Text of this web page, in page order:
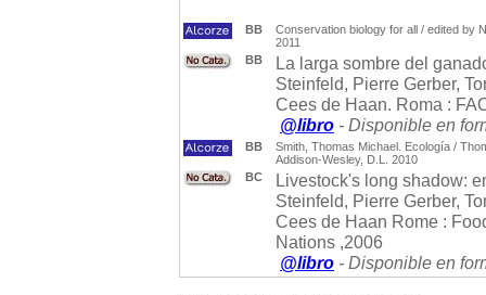
BB
Conservation biology for all / edited by
2011
BB
La larga sombre del
Steinfeld, Pierre Gerber,
Cees de Haan. Roma :
@libro - Disponible en
BB
Smith, Thomas Michael. Ecología /
Addison-Wesley, D.L. 2010
BC
Livestock's long shadow:
Steinfeld, Pierre Gerber,
Cees de Haan Rome :
Nations ,2006
@libro - Disponible en